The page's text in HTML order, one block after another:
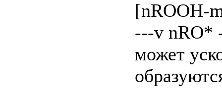
[nROOH-
---v nRO*
может